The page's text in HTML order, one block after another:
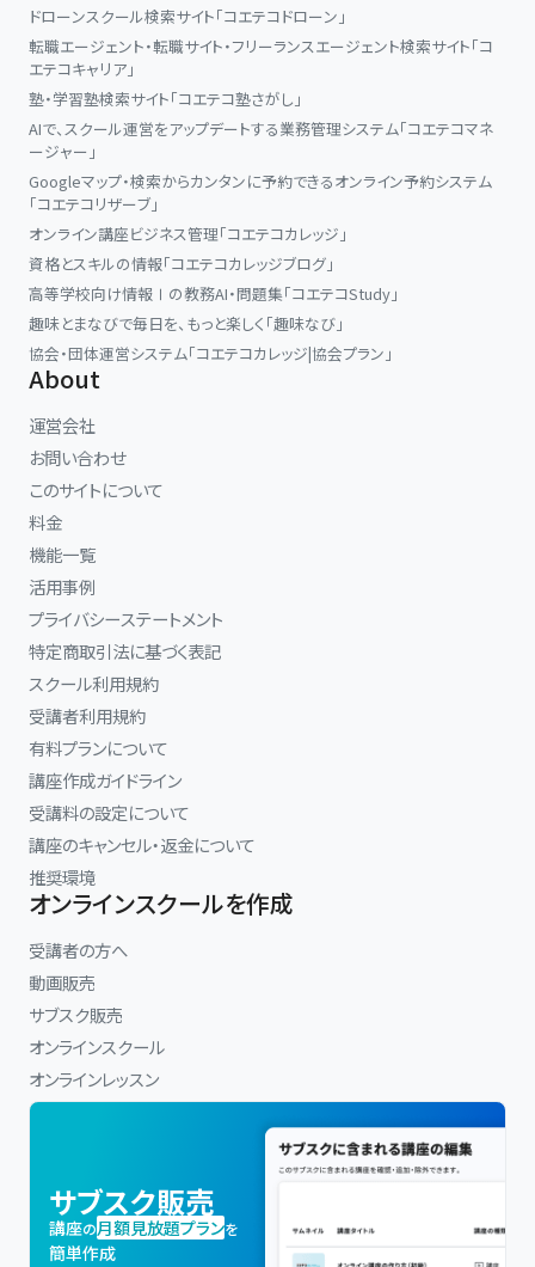
ドローンスクール検索サイト「コエテコドローン」
転職エージェント・転職サイト・フリーランスエージェント検索サイト「コ
エテコキャリア」
塾・学習塾検索サイト「コエテコ塾さがし」
AIで、スクール運営をアップデートする業務管理システム「コエテコマネ
ージャー」
Googleマップ・検索からカンタンに予約できるオンライン予約システム
「コエテコリザーブ」
オンライン講座ビジネス管理「コエテコカレッジ」
資格とスキルの情報「コエテコカレッジブログ」
高等学校向け情報Ⅰの教務AI・問題集「コエテコStudy」
趣味とまなびで毎日を、もっと楽しく「趣味なび」
協会・団体運営システム「コエテコカレッジ|協会プラン」
About
運営会社
お問い合わせ
このサイトについて
料金
機能一覧
活用事例
プライバシーステートメント
特定商取引法に基づく表記
スクール利用規約
受講者利用規約
有料プランについて
講座作成ガイドライン
受講料の設定について
講座のキャンセル・返金について
推奨環境
オンラインスクールを作成
受講者の方へ
動画販売
サブスク販売
オンラインスクール
オンラインレッスン
サブスク販売
講座の月額見放題プランを
簡単作成